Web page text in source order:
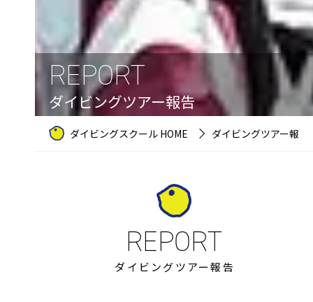
REPORT
ダイビングツアー報告
ダイビングスクール HOME ダイビングツアー報告
ダイビングツアー報告